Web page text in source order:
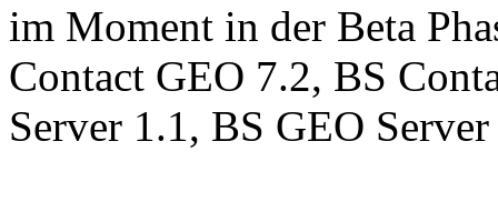
im Moment in der Beta
Contact GEO 7.2, BS
Server 1.1, BS GEO